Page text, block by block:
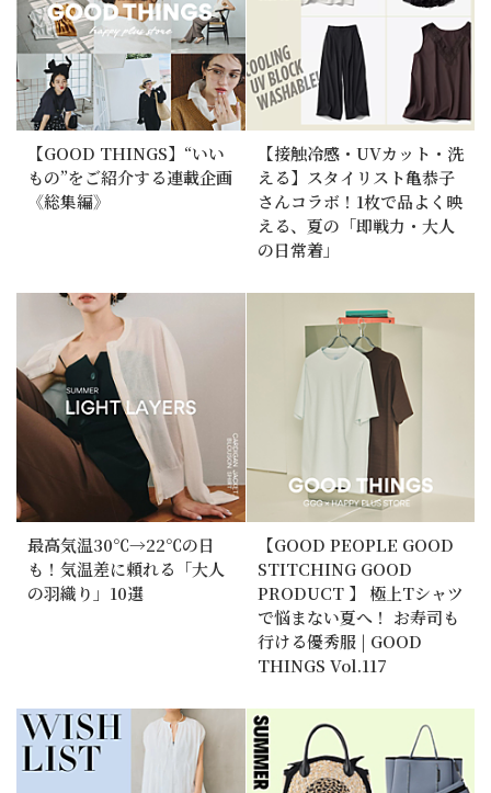
【GOOD THINGS】“いい
もの”をご紹介する連載企画
《総集編》
【接触冷感・UVカット・洗
える】スタイリスト亀恭子
さんコラボ！1枚で品よく映
える、夏の「即戦力・大人
の日常着」
最高気温30℃→22℃の日
も！気温差に頼れる「大人
の羽織り」10選
【GOOD PEOPLE GOOD
STITCHING GOOD
PRODUCT 】 極上Tシャツ
で悩まない夏へ！ お寿司も
行ける優秀服 | GOOD
THINGS Vol.117